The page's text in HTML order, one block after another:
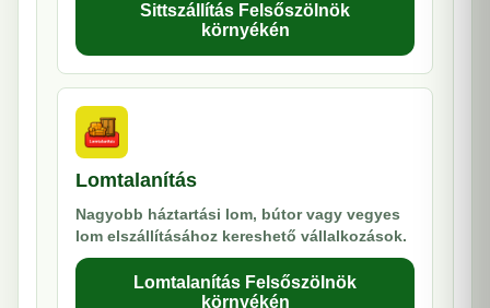
Sittszállítás Felsőszölnök
környékén
Lomtalanítás
Nagyobb háztartási lom, bútor vagy vegyes
lom elszállításához kereshető vállalkozások.
Lomtalanítás Felsőszölnök
környékén